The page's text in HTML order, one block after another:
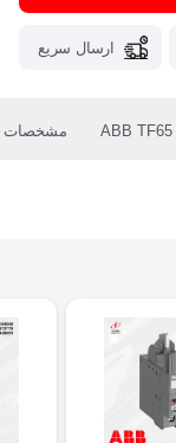
ارسال سریع
مشخصات